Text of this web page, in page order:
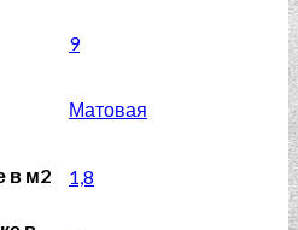
9
Матовая
в м2 1,8